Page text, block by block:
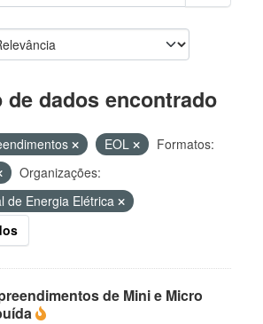
de dados encontrado
EOL
Formatos:
Organizações:
de Energia Elétrica
de Mini e Micro